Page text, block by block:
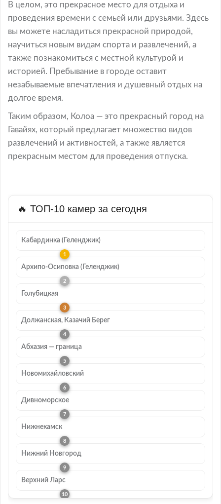
В целом, это прекрасное место для отдыха и
проведения времени с семьей или друзьями. Здесь
вы можете насладиться прекрасной природой,
научиться новым видам спорта и развлечений, а
также познакомиться с местной культурой и
историей. Пребывание в городе оставит
незабываемые впечатления и душевный отдых на
долгое время.
Таким образом, Колоа — это прекрасный город на
Гавайях, который предлагает множество видов
развлечений и активностей, а также является
прекрасным местом для проведения отпуска.
🔥 ТОП-10 камер за сегодня
Кабардинка (Геленджик)
Архипо-Осиповка (Геленджик)
Голубицкая
Должанская, Казачий Берег
Абхазия — граница
Новомихайловский
Дивноморское
Нижнекамск
Нижний Новгород
Верхний Ларс